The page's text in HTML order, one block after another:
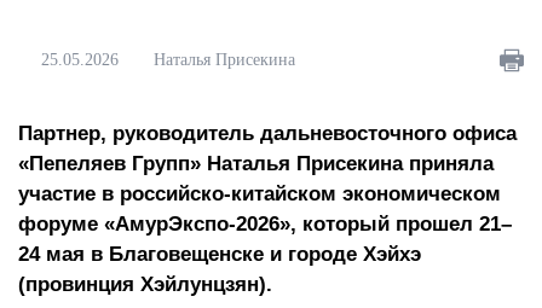
Português
25.05.2026 Наталья Присекина
Партнер, руководитель дальневосточного офиса
«Пепеляев Групп» Наталья Присекина приняла
участие в российско-китайском экономическом
форуме «АмурЭкспо-2026», который прошел 21–
24 мая в Благовещенске и городе Хэйхэ
(провинция Хэйлунцзян).